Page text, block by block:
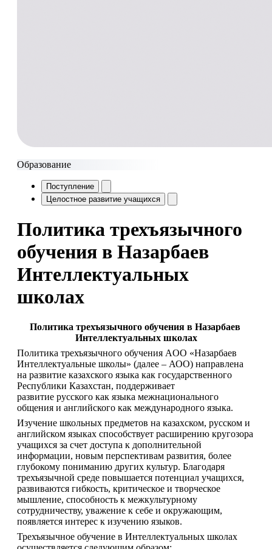
Образование
Поступление
Целостное развитие учащихся
Политика трехъязычного
обучения в Назарбаев
Интеллектуальных
школах
Политика трехъязычного обучения в Назарбаев
Интеллектуальных школах
Политика трехъязычного обучения AОО «Назарбаев
Интеллектуальные школы» (далее – АОО) направлена
на развитие казахского языка как государственного
Республики Казахстан, поддерживает
развитие русского как языка межнационального
общения и английского как международного языка.
Изучение школьных предметов на казахском, русском и
английском языках способствует расширению кругозора
учащихся за счет доступа к дополнительной
информации, новым перспективам развития, более
глубокому пониманию других культур. Благодаря
трехъязычной среде повышается потенциал учащихся,
развиваются гибкость, критическое и творческое
мышление, способность к межкультурному
сотрудничеству, уважение к себе и окружающим,
появляется интерес к изучению языков.
Трехъязычное обучение в Интеллектуальных школах